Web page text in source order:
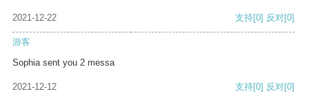
2021-12-22 支持[0] 反对[0]
游客
Sophia sent you 2 messa
2021-12-12 支持[0] 反对[0]